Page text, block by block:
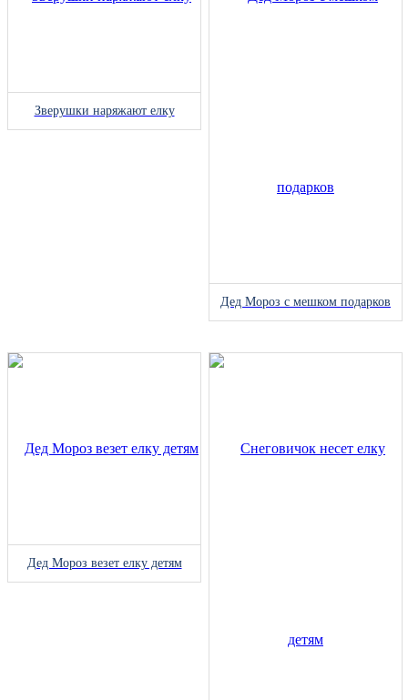
Зверушки наряжают елку
Дед Мороз с мешком подарков
Дед Мороз везет елку детям